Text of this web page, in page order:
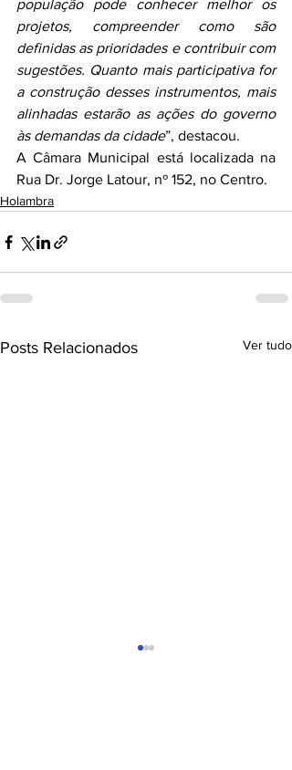
população pode conhecer melhor os
projetos, compreender como são
definidas as prioridades e contribuir com
sugestões. Quanto mais participativa for
a construção desses instrumentos, mais
alinhadas estarão as ações do governo
às demandas da cidade”, destacou.
A Câmara Municipal está localizada na
Rua Dr. Jorge Latour, nº 152, no Centro.
Holambra
Posts Relacionados Ver tudo